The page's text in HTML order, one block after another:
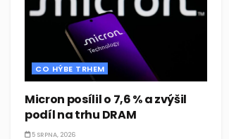
CO HÝBE TRHEM
Micron posílil o 7,6 % a zvýšil
podíl na trhu DRAM
5 SRPNA, 2026